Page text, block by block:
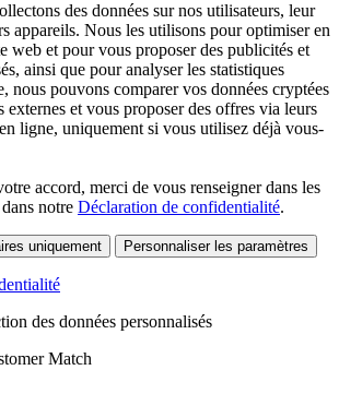
des données sur nos utilisateurs, leur
appareils. Nous les utilisons pour optimiser en
web et pour vous proposer des publicités et
ainsi que pour analyser les statistiques
nous pouvons comparer vos données cryptées
externes et vous proposer des offres via leurs
ligne, uniquement si vous utilisez déjà vous-
accord, merci de vous renseigner dans les
notre Déclaration de confidentialité.
uniquement Personnaliser les paramètres
des données personnalisés
Match